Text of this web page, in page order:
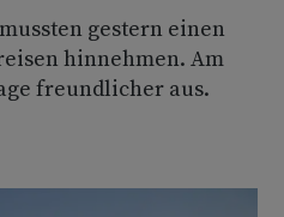
gestern einen
hinnehmen. Am
freundlicher aus.